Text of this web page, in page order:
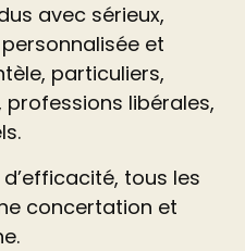
avec sérieux,
et
particuliers,
libérales,
tous les
concertation et